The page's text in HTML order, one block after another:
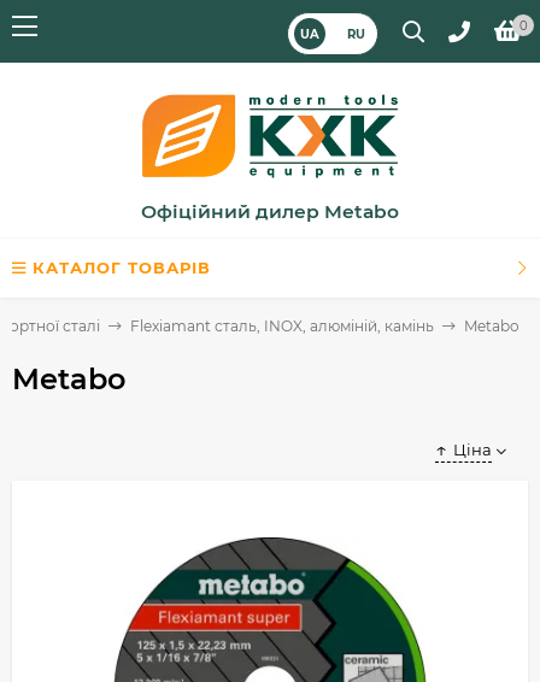
UA RU
0
Офіційний дилер Metabo
КАТАЛОГ ТОВАРІВ
сталі Flexiamant сталь, INOX, алюміній, камінь Metabo
Metabo
Ціна